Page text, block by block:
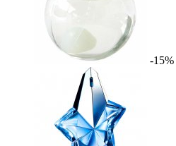
-15%